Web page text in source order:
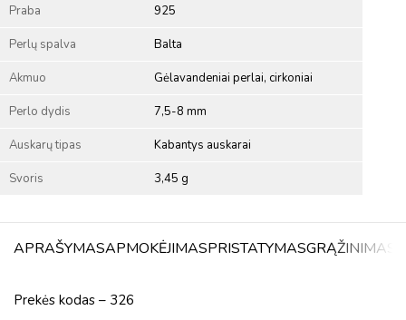
Praba 925
Perlų spalva Balta
Akmuo Gėlavandeniai perlai, cirkoniai
Perlo dydis 7,5-8 mm
Auskarų tipas Kabantys auskarai
Svoris 3,45 g
APRAŠYMASAPMOKĖJIMASPRISTATYMASGRĄŽINIMAS
Prekės kodas – 326